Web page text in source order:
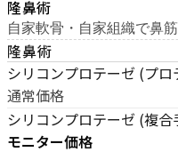
隆鼻術
自家軟骨・自家組織で鼻
隆鼻術
シリコンプロテーゼ (プ
通常価格
シリコンプロテーゼ (複合
モニター価格